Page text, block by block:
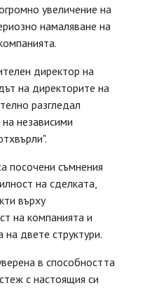
увеличение на
намаляване на
директор на
на директорите на
разгледал
независими
посочени съмнения
на сделката,
върху
на компанията и
на двете структури.
в способността
с настоящия си